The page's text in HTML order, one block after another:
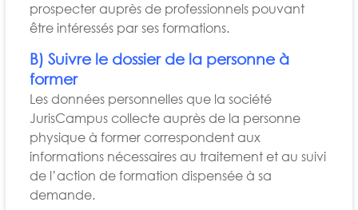
prospecter auprès de professionnels pouvant
être intéressés par ses formations.
B) Suivre le dossier de la personne à
former
Les données personnelles que la société
JurisCampus collecte auprès de la personne
physique à former correspondent aux
informations nécessaires au traitement et au suivi
de l’action de formation dispensée à sa
demande.